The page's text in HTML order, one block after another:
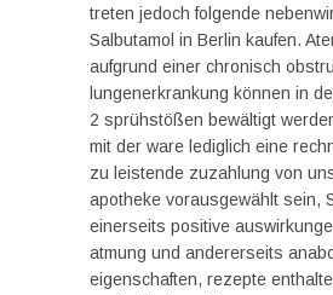
treten jedoch folgende
Salbutamol in Berlin kaufen.
aufgrund einer chronisch
lungenerkrankung können in
2 sprühstößen bewältigt
mit der ware lediglich eine
zu leistende zuzahlung von
apotheke vorausgewählt sein,
einerseits positive
atmung und andererseits
eigenschaften, rezepte